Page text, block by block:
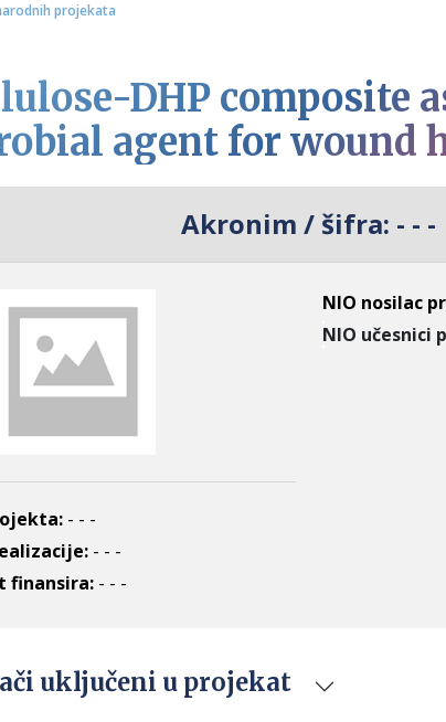
projekata
DHP composite
agent for wound
Akronim / šifra: - - -
- - -
- - -
finansira: - - -
NIO nosilac
NIO učesnici
uključeni u projekat